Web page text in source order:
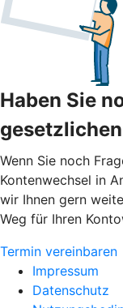
Haben Sie
Wenn Sie noch
Kontenwechsel in
wir Ihnen gern
Weg für Ihren
Termin vereinbaren
Impressum
Datenschutz